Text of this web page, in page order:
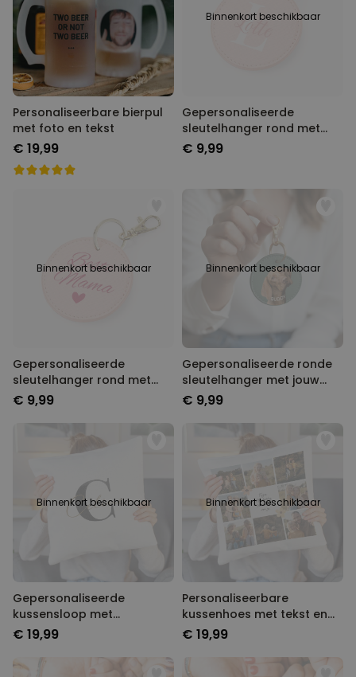
Personaliseerbare bierpul
met foto en tekst
€ 19,99
Binnenkort beschikbaar
Gepersonaliseerde
sleutelhanger rond met
monogram
€ 9,99
Binnenkort beschikbaar
Gepersonaliseerde
sleutelhanger rond met
tekst
€ 9,99
Binnenkort beschikbaar
Gepersonaliseerde ronde
sleutelhanger met jouw
huisdier
€ 9,99
Binnenkort beschikbaar
Gepersonaliseerde
kussensloop met
monogram
€ 19,99
Binnenkort beschikbaar
Personaliseerbare
kussenhoes met tekst en
symbolen
€ 19,99